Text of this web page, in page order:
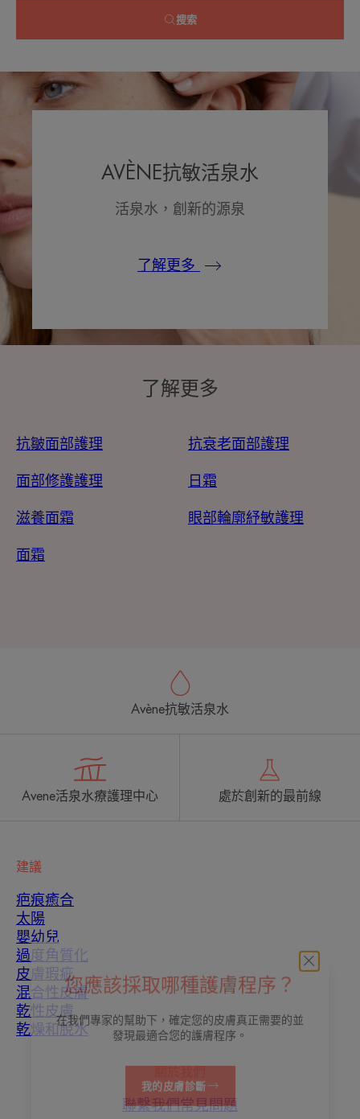
搜索
AVÈNE抗敏活泉水
活泉水，創新的源泉
了解更多
了解更多
抗皺面部護理 抗衰老面部護理
面部修護護理 日霜
滋養面霜 眼部輪廓紓敏護理
面霜
您應該採取哪種護膚程序？
在我們專家的幫助下，確定您的皮膚真正需要的並
我的皮膚診斷
Avène抗敏活泉水
Avene活泉水療護理中心 處於創新的最前線
建議
疤痕癒合
太陽
嬰幼兒
過度角質化
皮膚瑕疵
混合性皮膚
乾性皮膚
乾燥和脫水
聯繫我們常見問題